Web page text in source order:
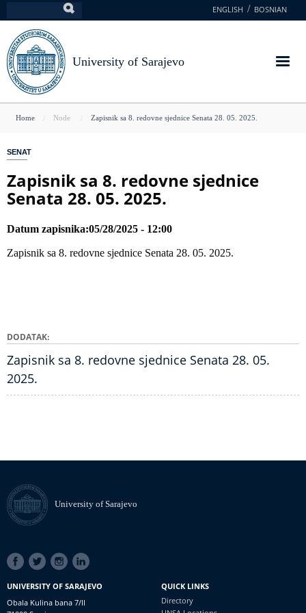
to
main
content
ENGLISH BOSNIAN
University of Sarajevo
You
here
Home Node Zapisnik sa 8. redovne sjednice Senata 28. 05. 2025.
SENAT
Zapisnik sa 8. redovne sjednice
Senata 28. 05. 2025.
Datum zapisnika 05/28/2025 - 12:00
Zapisnik sa 8. redovne sjednice Senata 28. 05. 2025.
DODATAK
Zapisnik sa 8. redovne sjednice Senata 28. 05.
2025.
University of Sarajevo
SOCIAL
LINKS
UNIVERSITY OF SARAJEVO
Obala Kulina bana 7/II
QUICK LINKS
Directory